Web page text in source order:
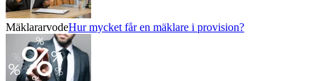
MäklararvodeHur mycket får en mäklare i provision?